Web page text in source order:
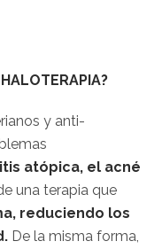
y anti-
atópica, el acné
una terapia que
reduciendo los
De la misma forma,